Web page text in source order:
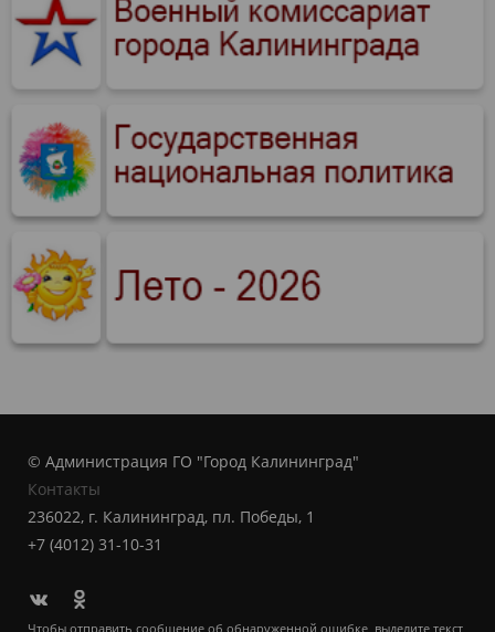
© Администрация ГО "Город Калининград"
Контакты
236022, г. Калининград, пл. Победы, 1
+7 (4012) 31-10-31
Чтобы отправить сообщение об обнаруженной ошибке, выделите текст